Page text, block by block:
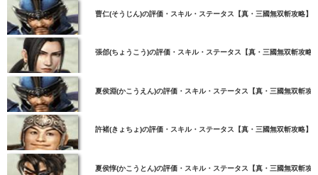
曹仁(そうじん)の評価・スキル・ステータス【真・三國無双斬攻略】
張郃(ちょうこう)の評価・スキル・ステータス【真・三國無双斬攻略
夏侯淵(かこうえん)の評価・スキル・ステータス【真・三國無双斬攻
許褚(きょちょ)の評価・スキル・ステータス【真・三國無双斬攻略】
夏侯惇(かこうとん)の評価・スキル・ステータス【真・三國無双斬攻